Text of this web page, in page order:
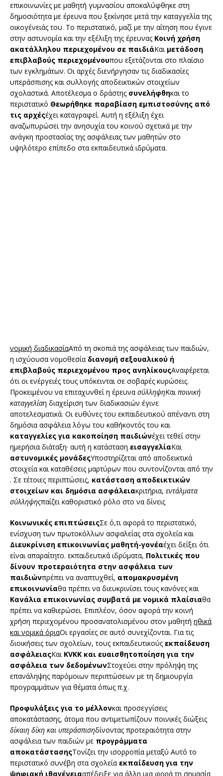
επικοινωνίες με μαθητή γυμνασίου αποκαλύφθηκε στη
δημοσιότητα με έρευνα που ξεκίνησε μετά την καταγγελία της
οικογένειάς του. Το περιστατικό, μαζί με την αίτηση που έγινε
στην αστυνομία και την εξέλιξη της έρευνας Κοινή χρήση
ακατάλληλου περιεχομένου σε παιδιάΚαι μετάδοση
επιβλαβούς περιεχομένουπου εξετάζονται στο πλαίσιο
των εγκλημάτων. Οι αρχές διενήργησαν τις διαδικασίες
υπεράσπισης και συλλογής αποδεικτικών στοιχείων
σχολαστικά. Αποτέλεσμα ο δράστης συνελήφθηκαι το
περιστατικό Θεωρήθηκε παραβίαση εμπιστοσύνης από
τις αρχέςέχει καταγραφεί. Αυτή η εξέλιξη έχει
αναζωπυρώσει την ανησυχία του κοινού σχετικά με την
ανάγκη προστασίας της ασφάλειας των μαθητών στο
υψηλότερο επίπεδο στα εκπαιδευτικά ιδρύματα.
νομική διαδικασίαΑπό τη σκοπιά της ασφάλειας των παιδιών,
η ισχύουσα νομοθεσία διανομή σεξουαλικού ή
επιβλαβούς περιεχομένου προς ανηλίκουςΑναφέρεται
ότι οι ενέργειές τους υπόκεινται σε σοβαρές κυρώσεις.
Προκειμένου να επιταχυνθεί η έρευνα σύλληψηΚαιποινική
καταγγελίαη διαχείριση των διαδικασιών έγινε
αποτελεσματικά. Οι ευθύνες του εκπαιδευτικού απέναντι στη
δημόσια ασφάλεια λόγω του καθήκοντός του και
καταγγελίες για κακοποίηση παιδιώνέχει τεθεί στην
ημερήσια διάταξη· αυτή η κατάσταση εισαγγελίαΚαι
αστυνομικές μονάδεςΥποστηρίζεται από αποδεικτικά
στοιχεία και καταθέσεις μαρτύρων που συντονίζονται από την
. Σε τέτοιες περιπτώσεις, κατάσταση αποδεικτικών
στοιχείων και δημόσια ασφάλειακριτήρια, εντάλματα
σύλληψηςπαίζει καθοριστικό ρόλο στο να δίνεις
Κοινωνικές επιπτώσειςΣε ό,τι αφορά το περιστατικό,
ενίσχυση των πρωτοκόλλων ασφαλείας στα σχολεία και
Διευκρίνιση επικοινωνίας μαθητή-γονέαέχει δείξει ότι
είναι απαραίτητο. εκπαιδευτικά ιδρύματα, Πολιτικές που
δίνουν προτεραιότητα στην ασφάλεια των
παιδιώνπρέπει να αναπτυχθεί, απομακρυσμένη
επικοινωνίαθα πρέπει να διευκρινίσει τους κανόνες και
Κανάλια επικοινωνίας συμβατά με νομικά πλαίσιαθα
πρέπει να καθιερώσει. Επιπλέον, όσον αφορά την κοινή
χρήση περιεχομένου προσανατολισμένου στον μαθητή ηθικά
και νομικά όριαΟι εργασίες σε αυτό συνεχίζονται. Για τις
διοικήσεις των σχολείων, τους εκπαιδευτικούς εκπαίδευση
ασφάλειαςΚαι KVKK και ευαισθητοποίηση για την
ασφάλεια των δεδομένωνΣτοχεύει στην πρόληψη της
επανάληψης παρόμοιων περιπτώσεων με τη δημιουργία
προγραμμάτων για θέματα όπως π.χ.
Προφυλάξεις για το μέλλονκαι προσεγγίσεις
αποκατάστασης, άτομα που αντιμετωπίζουν ποινικές διώξεις
δίκαιη δίκη και υπεράσπισηδίνοντας προτεραιότητα στην
ασφάλεια των παιδιών με προγράμματα
αποκατάστασηςΤονίζει την ισορροπία μεταξύ Αυτό το
περιστατικό συνέβη στα σχολεία εκπαίδευση για την
ψηφιακή ιθαγένειααπέδειξε για άλλη μια φορά τη σημασία